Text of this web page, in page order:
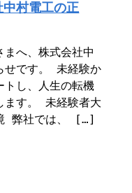
村電工の正
まへ、株式会社中
せです。 未経験か
トし、人生の転機
ます。 未経験者大
弊社では、 […]